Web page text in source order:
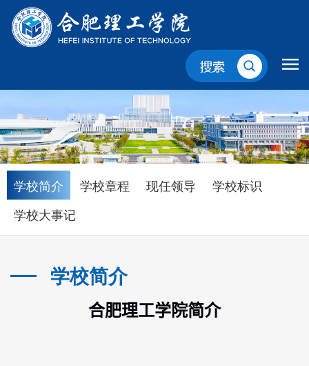
学校简介 学校章程 现任领导
学校标识
学校大事记
学校简介
当前位置：首页>学校概况
合肥理工学院简介